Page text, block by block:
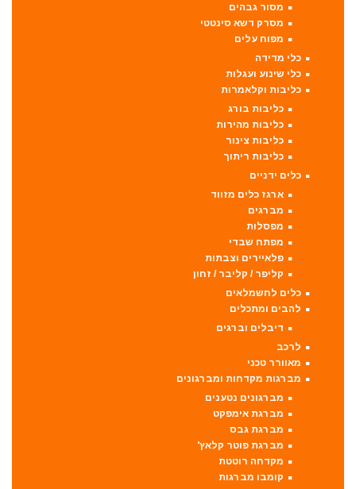
מסור גבהים
מסרק דשא סינטטי
מפוח עלים
כלי מדידה
כלי שינוע ועגלות
כליבות וקלאמרות
כליבות בורג
כליבות מהירות
כליבות צינור
כליבות ריתוך
כלים ידניים
ארגז כלים מזווד
מברגים
מפסלות
מפתח שבדי
פלאיירים וצבתות
קליפר / קליבר / זחון
כלים לחשמלאים
להבים ומתכלים
דיבלים וברגים
לרכב
מאוורר טכני
מברגות מקדחות ומברגונים
מברגונים נטענים
מברגת אימפקט
מברגת גבס
מברגת פוטר קלאץ'
מקדחה רוטטת
קומבו מברגות